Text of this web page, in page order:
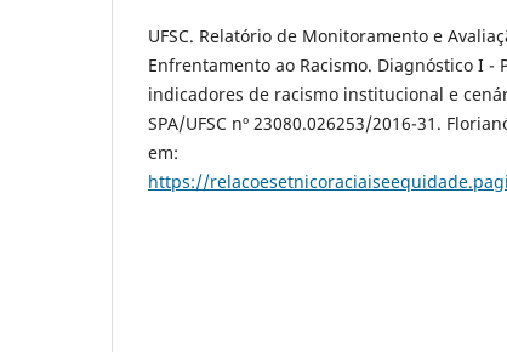
UFSC. Relatório de Monitoramento e
Enfrentamento ao Racismo. Diagnóstico I -
indicadores de racismo institucional e
SPA/UFSC nº 23080.026253/2016-31.
em:
https://